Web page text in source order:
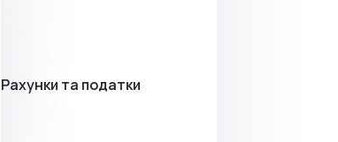
Рахунки та податки